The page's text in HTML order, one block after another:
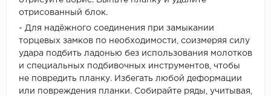
отрисованный блок.
- Для надёжного соединения при замыкании
торцевых замков по необходимости, соизмеряя силу
удара подбить ладонью без использования молотков
и специальных подбивочных инструментов, чтобы
не повредить планку. Избегать любой деформации
или повреждения планки. Собирайте ряды, учитывая,